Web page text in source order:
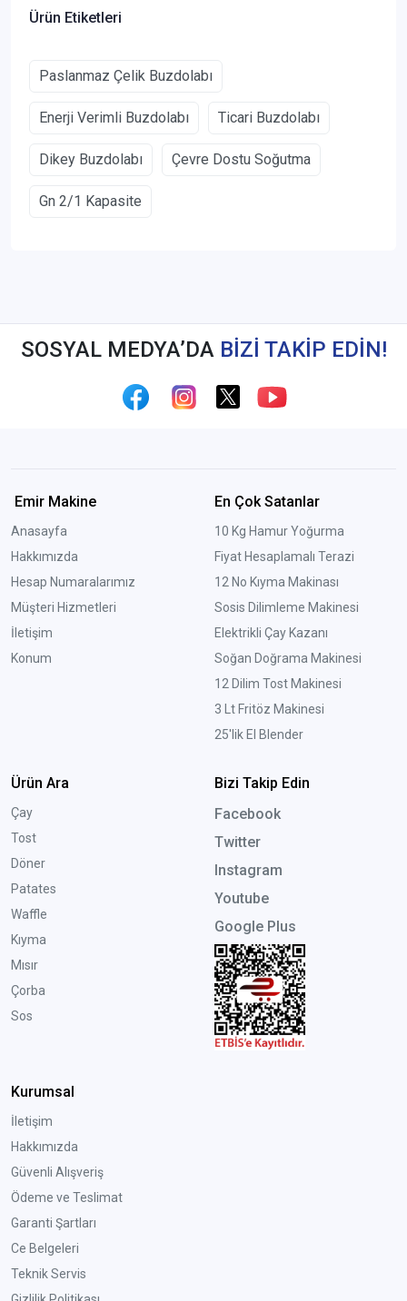
Ürün Etiketleri
Paslanmaz Çelik Buzdolabı
Enerji Verimli Buzdolabı Ticari Buzdolabı
Dikey Buzdolabı Çevre Dostu Soğutma
Gn 2/1 Kapasite
SOSYAL MEDYA’DA BİZİ TAKİP EDİN!
Emir Makine
Anasayfa
Hakkımızda
Hesap Numaralarımız
Müşteri Hizmetleri
İletişim
Konum
En Çok Satanlar
10 Kg Hamur Yoğurma
Fiyat Hesaplamalı Terazi
12 No Kıyma Makinası
Sosis Dilimleme Makinesi
Elektrikli Çay Kazanı
Soğan Doğrama Makinesi
12 Dilim Tost Makinesi
3 Lt Fritöz Makinesi
25'lik El Blender
Ürün Ara
Çay
Tost
Döner
Patates
Waffle
Kıyma
Mısır
Çorba
Sos
Bizi Takip Edin
Facebook
Twitter
Instagram
Youtube
Google Plus
Kurumsal
İletişim
Hakkımızda
Güvenli Alışveriş
Ödeme ve Teslimat
Garanti Şartları
Ce Belgeleri
Teknik Servis